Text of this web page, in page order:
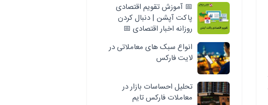
📅 آموزش تقویم اقتصادی
پاکت آپشن | دنبال کردن
روزانه اخبار اقتصادی 📅
انواع سبک‌ های معاملاتی در
لایت فارکس
تحلیل احساسات بازار در
معاملات فارکس تایم